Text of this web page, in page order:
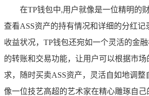
在TP钱包中,用户就像是一位精明的
查看ASS资产的持有情况和详细的分红记
收益状况，TP钱包还宛如一个灵活的金
的转账和交易功能，让用户可以根据市
求，随时买卖ASS资产，灵活自如地调整
像一位技艺高超的艺术家在精心雕琢自己